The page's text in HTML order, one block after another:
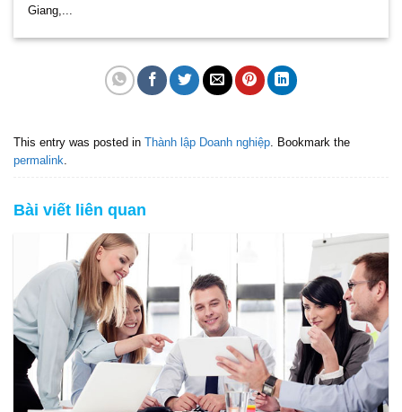
Giang,...
This entry was posted in Thành lập Doanh nghiệp. Bookmark the
permalink.
Bài viết liên quan